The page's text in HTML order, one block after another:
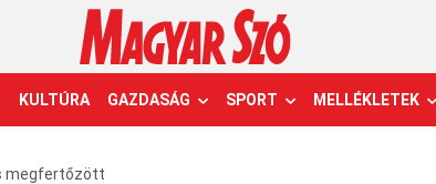
KULTÚRA GAZDASÁG SPORT MELLÉKLETEK
megfertőzött